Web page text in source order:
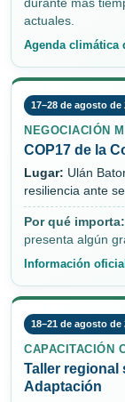
durante más
actuales.
Agenda climática
17–28 de agosto de
NEGOCIACIÓN
COP17 de la
Lugar: Ulán
resiliencia ante
Por qué importa:
presenta algún
Información
18–21 de agosto de
CAPACITACIÓN
Taller regional
Adaptación